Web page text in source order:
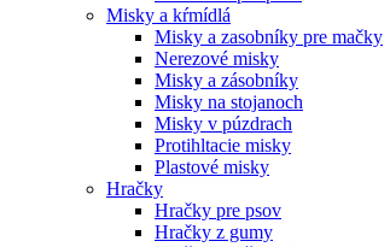
Misky a kŕmídlá
Misky a zasobníky pre mačky
Nerezové misky
Misky a zásobníky
Misky na stojanoch
Misky v púzdrach
Protihltacie misky
Plastové misky
Hračky
Hračky pre psov
Hračky z gumy